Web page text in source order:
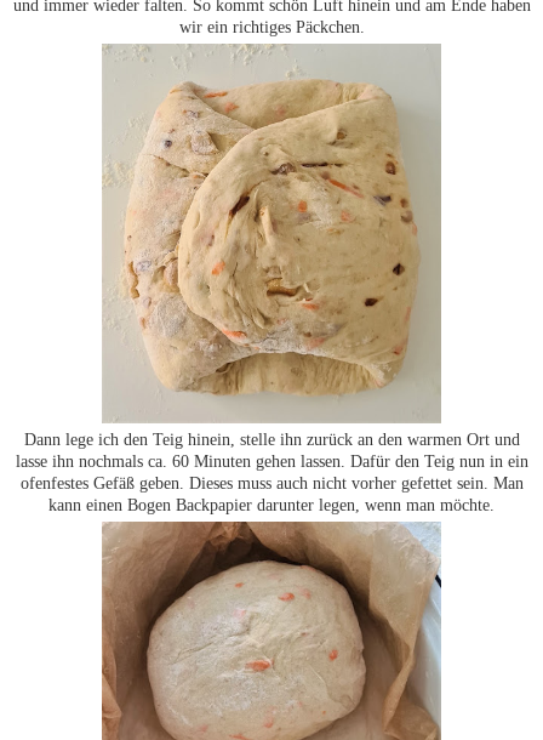
und immer wieder falten. So kommt schön Luft hinein und am Ende haben
wir ein richtiges Päckchen.
Dann lege ich den Teig hinein, stelle ihn zurück an den warmen Ort und
lasse ihn nochmals ca. 60 Minuten gehen lassen. Dafür den Teig nun in ein
ofenfestes Gefäß geben. Dieses muss auch nicht vorher gefettet sein. Man
kann einen Bogen Backpapier darunter legen, wenn man möchte.